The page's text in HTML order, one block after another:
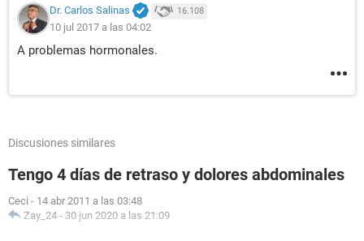
Dr. Carlos Salinas 16.108
10 jul 2017 a las 04:02
A problemas hormonales.
Discusiones similares
Tengo 4 días de retraso y dolores abdominales
Ceci - 14 abr 2011 a las 03:48
Zay_24 - 30 jun 2020 a las 21:09